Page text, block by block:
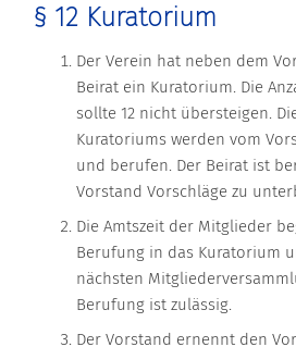
§ 12 Kuratorium
Der Verein hat neben dem
Beirat ein Kuratorium. Die
sollte 12 nicht übersteigen.
Kuratoriums werden vom
und berufen. Der Beirat ist
Vorstand Vorschläge zu
Die Amtszeit der Mitglieder
Berufung in das Kuratorium
nächsten
Berufung ist zulässig.
Der Vorstand ernennt den